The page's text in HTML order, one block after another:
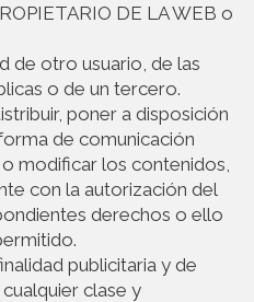
DE LA WEB o
de otro usuario, de las
o de un tercero.
poner a disposición
de comunicación
modificar los contenidos,
con la autorización del
derechos o ello
publicitaria y de
clase y